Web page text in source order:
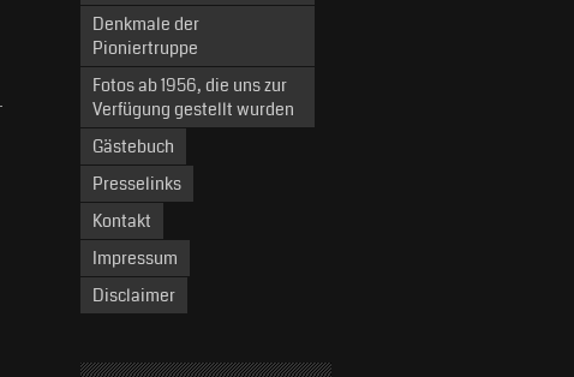
Denkmale der
Pioniertruppe
Fotos ab 1956, die uns zur
Verfügung gestellt wurden
Gästebuch
Presselinks
Kontakt
Impressum
Disclaimer